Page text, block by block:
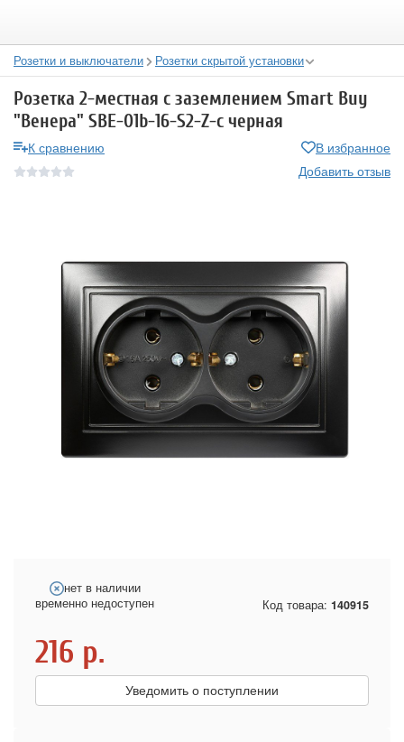
Розетки и выключатели Розетки скрытой установки
Розетка 2-местная с заземлением Smart Buy
"Венера" SBE-01b-16-S2-Z-c черная
К сравнению
В избранное
Добавить отзыв
нет в наличии
временно недоступен
Код товара: 140915
216 р.
Уведомить о поступлении